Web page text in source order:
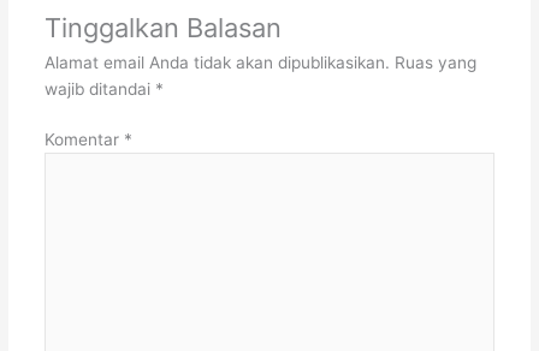
Tinggalkan Balasan
Alamat email Anda tidak akan dipublikasikan. Ruas yang
wajib ditandai *
Komentar *